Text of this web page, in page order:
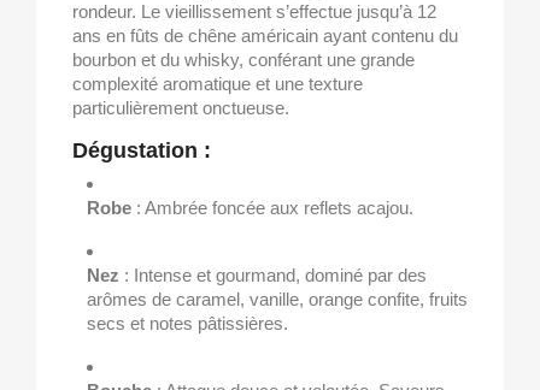
rondeur. Le vieillissement s’effectue jusqu’à 12
ans en fûts de chêne américain ayant contenu du
bourbon et du whisky, conférant une grande
complexité aromatique et une texture
particulièrement onctueuse.
Dégustation :
Robe : Ambrée foncée aux reflets acajou.
Nez : Intense et gourmand, dominé par des
arômes de caramel, vanille, orange confite, fruits
secs et notes pâtissières.